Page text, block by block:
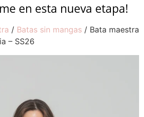
en esta nueva etapa!
/ Batas sin mangas / Bata maestra
– SS26